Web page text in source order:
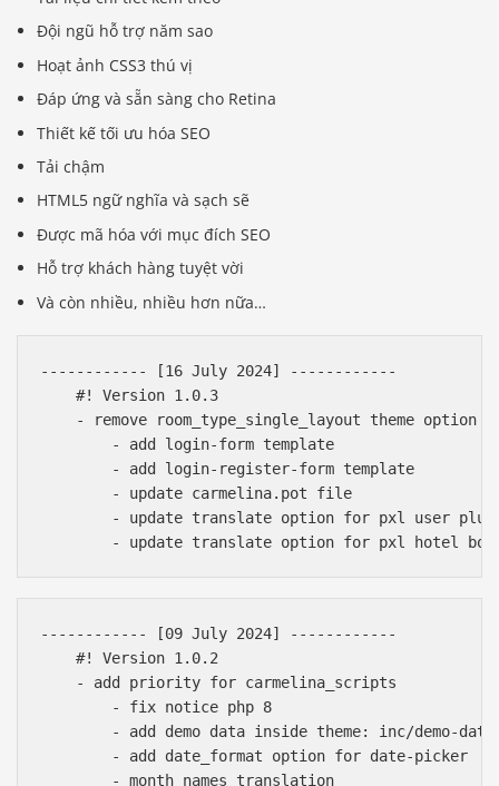
Đội ngũ hỗ trợ năm sao
Hoạt ảnh CSS3 thú vị
Đáp ứng và sẵn sàng cho Retina
Thiết kế tối ưu hóa SEO
Tải chậm
HTML5 ngữ nghĩa và sạch sẽ
Được mã hóa với mục đích SEO
Hỗ trợ khách hàng tuyệt vời
Và còn nhiều, nhiều hơn nữa…
------------ [16 July 2024] ------------
    #! Version 1.0.3
    - remove room_type_single_layout theme option
        - add login-form template
        - add login-register-form template
        - update carmelina.pot file
- update translate option for pxl user
------------ [09 July 2024] ------------
    #! Version 1.0.2
    - add priority for carmelina_scripts
        - fix notice php 8
        - add demo data inside theme: inc/demo-data
        - add date_format option for date-picker